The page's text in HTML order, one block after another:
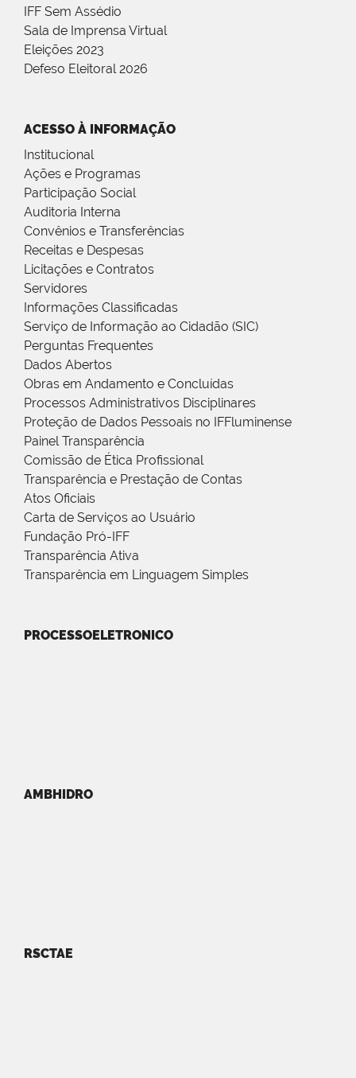
IFF Sem Assédio
Sala de Imprensa Virtual
Eleições 2023
Defeso Eleitoral 2026
ACESSO À INFORMAÇÃO
Institucional
Ações e Programas
Participação Social
Auditoria Interna
Convênios e Transferências
Receitas e Despesas
Licitações e Contratos
Servidores
Informações Classificadas
Serviço de Informação ao Cidadão (SIC)
Perguntas Frequentes
Dados Abertos
Obras em Andamento e Concluídas
Processos Administrativos Disciplinares
Proteção de Dados Pessoais no IFFluminense
Painel Transparência
Comissão de Ética Profissional
Transparência e Prestação de Contas
Atos Oficiais
Carta de Serviços ao Usuário
Fundação Pró-IFF
Transparência Ativa
Transparência em Linguagem Simples
PROCESSOELETRONICO
AMBHIDRO
RSCTAE